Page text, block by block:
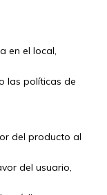
en el local,
las políticas de
del producto al
del usuario,